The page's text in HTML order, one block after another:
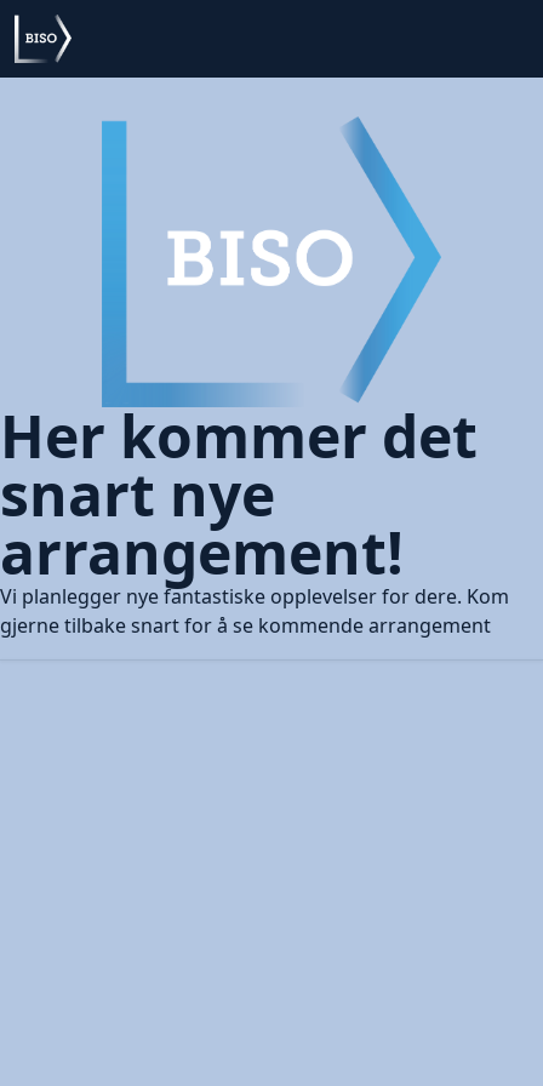
Her kommer det
snart nye
arrangement!
Vi planlegger nye fantastiske opplevelser for dere. Kom
gjerne tilbake snart for å se kommende arrangement